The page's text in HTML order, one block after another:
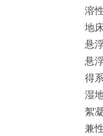
溶
地
悬
悬
得
湿
絮
兼